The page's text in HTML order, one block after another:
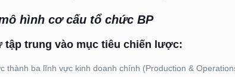
hình cơ cấu tổ chức BP
tập trung vào mục tiêu chiến lược:
thành ba lĩnh vực kinh doanh chính (Production &